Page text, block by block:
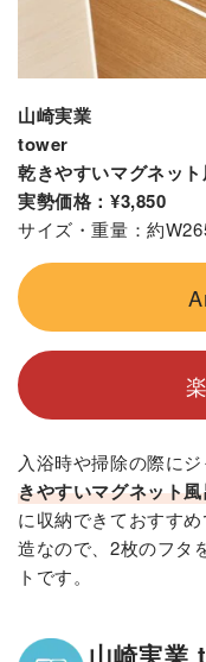
山崎実業
tower
乾きやすいマグネッ
実勢価格：¥3,850
サイズ・重量：約
入浴時や掃除の際に
きやすいマグネット
に収納できておすす
造なので、2枚のフタ
トです。
山崎実業